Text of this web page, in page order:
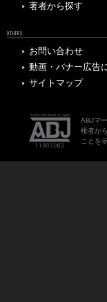
著者から探す
OTHERS
お問い合わせ
動画・バナー広告
サイトマップ
ABJマ
権者か
ことを